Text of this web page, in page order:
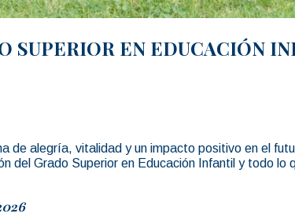
SUPERIOR EN EDUCACIÓN
de alegría, vitalidad y un impacto positivo en el
del Grado Superior en Educación Infantil y todo